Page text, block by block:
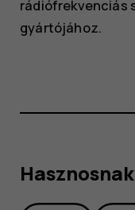
rádiófrekvenciás
gyártójához.